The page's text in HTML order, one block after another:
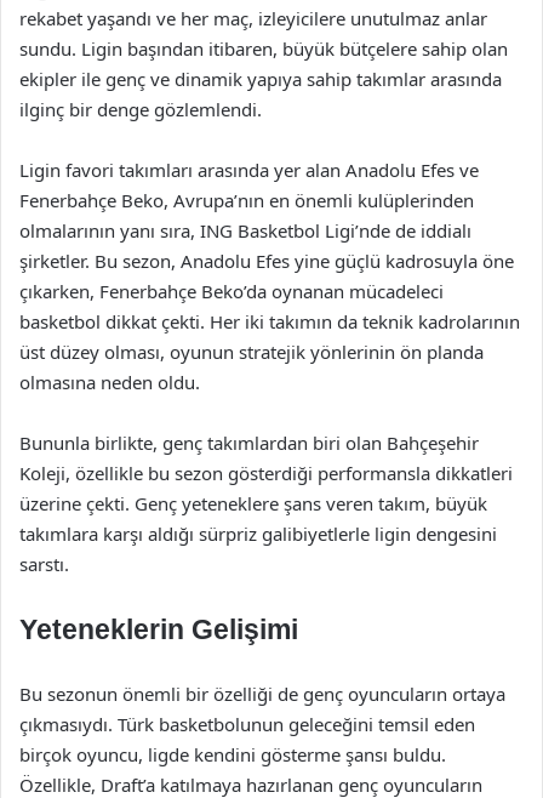
rekabet yaşandı ve her maç, izleyicilere unutulmaz anlar
sundu. Ligin başından itibaren, büyük bütçelere sahip olan
ekipler ile genç ve dinamik yapıya sahip takımlar arasında
ilginç bir denge gözlemlendi.
Ligin favori takımları arasında yer alan Anadolu Efes ve
Fenerbahçe Beko, Avrupa’nın en önemli kulüplerinden
olmalarının yanı sıra, ING Basketbol Ligi’nde de iddialı
şirketler. Bu sezon, Anadolu Efes yine güçlü kadrosuyla öne
çıkarken, Fenerbahçe Beko’da oynanan mücadeleci
basketbol dikkat çekti. Her iki takımın da teknik kadrolarının
üst düzey olması, oyunun stratejik yönlerinin ön planda
olmasına neden oldu.
Bununla birlikte, genç takımlardan biri olan Bahçeşehir
Koleji, özellikle bu sezon gösterdiği performansla dikkatleri
üzerine çekti. Genç yeteneklere şans veren takım, büyük
takımlara karşı aldığı sürpriz galibiyetlerle ligin dengesini
sarstı.
Yeteneklerin Gelişimi
Bu sezonun önemli bir özelliği de genç oyuncuların ortaya
çıkmasıydı. Türk basketbolunun geleceğini temsil eden
birçok oyuncu, ligde kendini gösterme şansı buldu.
Özellikle, Draft’a katılmaya hazırlanan genç oyuncuların